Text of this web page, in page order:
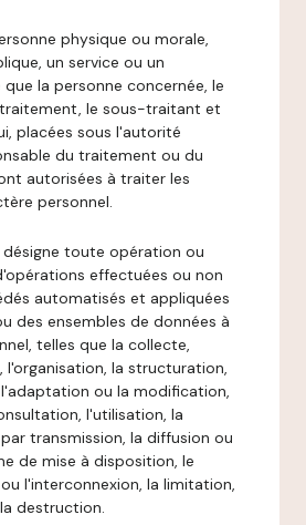
physique ou morale,
un service ou un
la personne concernée, le
le sous-traitant et
placées sous l'autorité
du traitement ou du
autorisées à traiter les
personnel.
toute opération ou
effectuées ou non
automatisés et appliquées
des ensembles de données à
telles que la collecte,
l'organisation, la structuration,
ou la modification,
l'utilisation, la
transmission, la diffusion ou
de mise à disposition, le
l'interconnexion, la limitation,
destruction.